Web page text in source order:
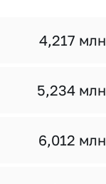
4,217
5,234
6,012